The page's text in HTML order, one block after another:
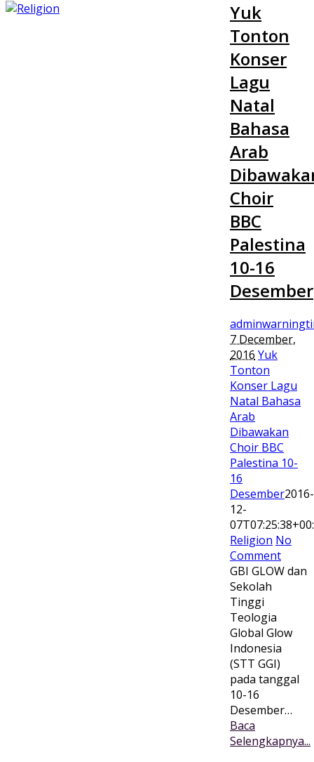
Yuk
Tonton
Konser
Lagu
Natal
Bahasa
Arab
Choir
BBC
Palestina
10-16
Desember
7 December,
2016 Yuk
Tonton
Konser Lagu
Natal Bahasa
Arab
Dibawakan
Choir BBC
Palestina 10-
16
Desember2016-
12-
Religion No
Comment
GBI GLOW dan
Sekolah
Tinggi
Teologia
Global Glow
Indonesia
(STT GGI)
pada tanggal
10-16
Desember…
Baca
Selengkapnya...